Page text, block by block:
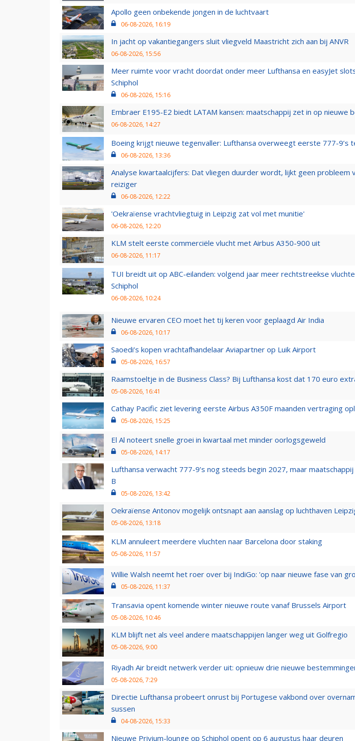
Apollo geen onbekende jongen in de luchtvaart
06-08-2026, 16:19
In jacht op vakantiegangers sluit vliegveld Maastricht zich aan bij ANVR
06-08-2026, 15:56
Meer ruimte voor vracht doordat onder meer Lufthansa en easyJet
Schiphol
06-08-2026, 15:16
Embraer E195-E2 biedt LATAM kansen: maatschappij zet in op nieuwe
06-08-2026, 14:27
Boeing krijgt nieuwe tegenvaller: Lufthansa overweegt eerste 777-9’s
06-08-2026, 13:36
Analyse kwartaalcijfers: Dat vliegen duurder wordt, lijkt geen probleem
reiziger
06-08-2026, 12:22
'Oekraïense vrachtvliegtuig in Leipzig zat vol met munitie'
06-08-2026, 12:20
KLM stelt eerste commerciële vlucht met Airbus A350-900 uit
06-08-2026, 11:17
TUI breidt uit op ABC-eilanden: volgend jaar meer rechtstreekse
Schiphol
06-08-2026, 10:24
Nieuwe ervaren CEO moet het tij keren voor geplaagd Air India
06-08-2026, 10:17
Saoedi’s kopen vrachtafhandelaar Aviapartner op Luik Airport
05-08-2026, 16:57
Raamstoeltje in de Business Class? Bij Lufthansa kost dat 170 euro
05-08-2026, 16:41
Cathay Pacific ziet levering eerste Airbus A350F maanden vertraging
05-08-2026, 15:25
El Al noteert snelle groei in kwartaal met minder oorlogsgeweld
05-08-2026, 14:17
Lufthansa verwacht 777-9’s nog steeds begin 2027, maar
B
05-08-2026, 13:42
Oekraïense Antonov mogelijk ontsnapt aan aanslag op luchthaven
05-08-2026, 13:18
KLM annuleert meerdere vluchten naar Barcelona door staking
05-08-2026, 11:57
Willie Walsh neemt het roer over bij IndiGo: 'op naar nieuwe fase van
05-08-2026, 11:37
Transavia opent komende winter nieuwe route vanaf Brussels Airport
05-08-2026, 10:46
KLM blijft net als veel andere maatschappijen langer weg uit Golfregio
05-08-2026, 9:00
Riyadh Air breidt netwerk verder uit: opnieuw drie nieuwe
05-08-2026, 7:29
Directie Lufthansa probeert onrust bij Portugese vakbond over
sussen
04-08-2026, 15:33
Nieuwe Privium-lounge op Schiphol opent op 6 augustus haar deuren